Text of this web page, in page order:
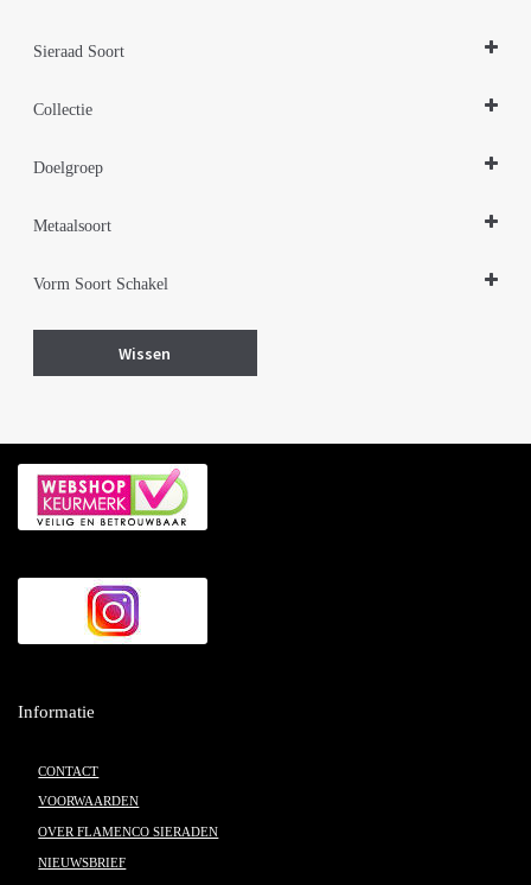
Sieraad Soort
Collectie
Doelgroep
Metaalsoort
Vorm Soort Schakel
Wissen
Informatie
CONTACT
VOORWAARDEN
OVER FLAMENCO SIERADEN
NIEUWSBRIEF